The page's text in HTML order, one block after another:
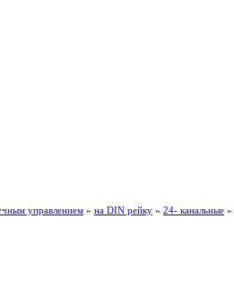
управлением » на DIN рейку » 24- канальные »